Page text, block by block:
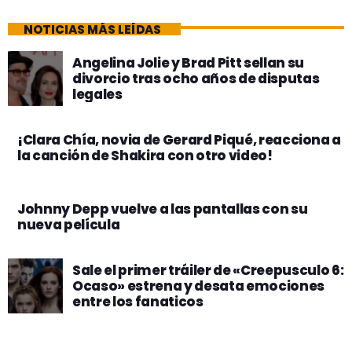
NOTICIAS MÁS LEÍDAS
Angelina Jolie y Brad Pitt sellan su
divorcio tras ocho años de disputas
legales
¡Clara Chía, novia de Gerard Piqué, reacciona a
la canción de Shakira con otro video!
Johnny Depp vuelve a las pantallas con su
nueva película
Sale el primer tráiler de «Creepusculo 6:
Ocaso» estrena y desata emociones
entre los fanaticos